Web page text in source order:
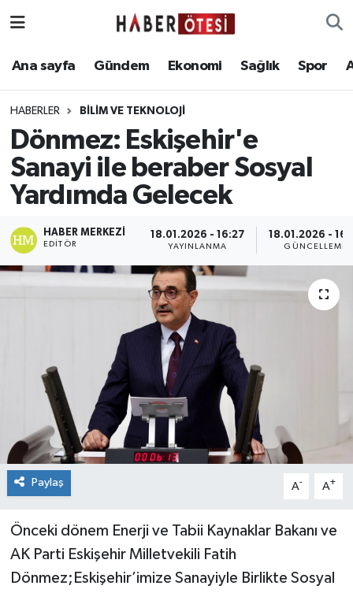
Ana sayfa Gündem Ekonomi Sağlık Spor
HABERLER BİLİM VE TEKNOLOJİ
Dönmez: Eskişehir'e
Sanayi ile beraber Sosyal
Yardımda Gelecek
HABER MERKEZI
EDITÖR
18.01.2026 - 16:27
YAYINLANMA
18.01.2026 -
GÜNCELLEME
Paylaş A- A+
Önceki dönem Enerji ve Tabii Kaynaklar Bakanı ve
AK Parti Eskişehir Milletvekili Fatih
Dönmez;Eskişehir’imize Sanayiyle Birlikte Sosyal
Ana sayfa
Ekonomi
Sağlık
Eskişehir Nöbetçi Eczaneler
Eskişehir Namaz Vakitleri
Eskişehir Trafik Yoğunluk Haritası
Son Dakika Haberleri